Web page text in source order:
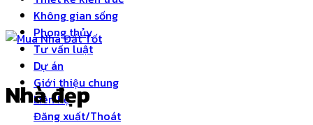
Không gian sống
Phong thủy
Tư vấn luật
Dự án
Giới thiệu chung
Liên hệ
Đăng xuất/Thoát
Nhà đẹp